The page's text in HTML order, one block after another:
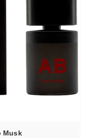
Musk